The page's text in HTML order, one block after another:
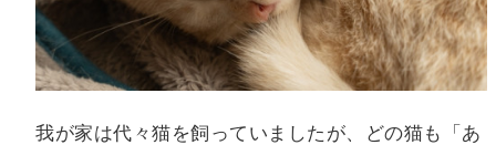
我が家は代々猫を飼っていましたが、どの猫も「あ